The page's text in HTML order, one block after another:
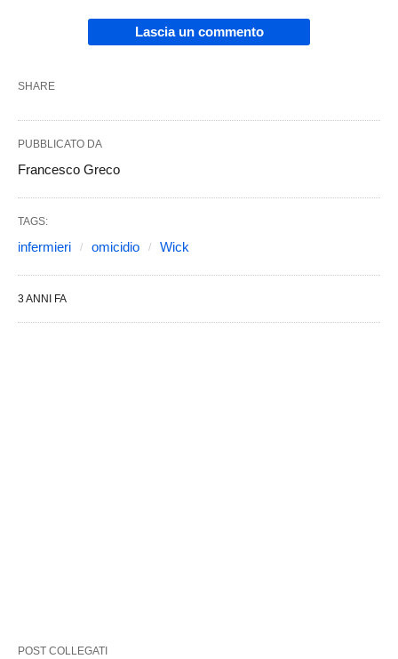
Lascia un commento
SHARE
PUBBLICATO DA
Francesco Greco
TAGS:
infermieri omicidio Wick
3 ANNI FA
POST COLLEGATI